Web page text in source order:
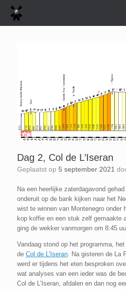
Spring
naar
inhoud
Dag 2, Col de L’Iseran
Geplaatst op 5 september 2021
Na een heerlijke zaterdagavond
onderuit op de bank kijken naar het
wist te winnen van Montenegro onder
kop koffie en een stuk zelf gemaakte
ging de wekker vanmorgen om 8:45
Vandaag stond op het programma,
de Col de L’Iseran. Na gisteren de La
werd er tijdens het eten besproken
wat analyses van een ieder was de
Col de L’Iseran, afdalen en dan nog